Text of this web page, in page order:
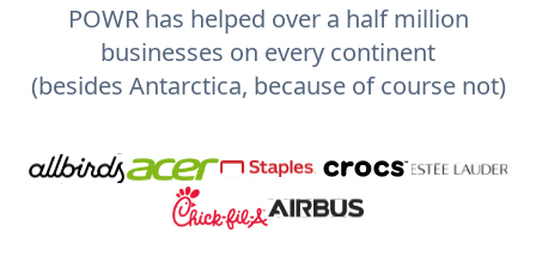
POWR has helped over a half million
businesses on every continent
(besides Antarctica, because of course not)